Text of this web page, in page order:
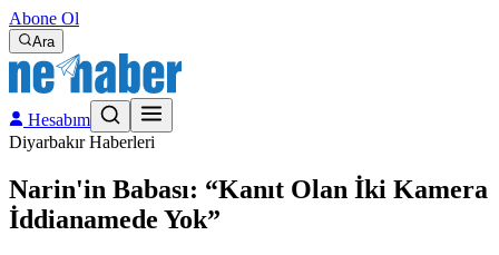
Abone Ol
Ara
Hesabım
Diyarbakır Haberleri
Narin'in Babası: “Kanıt Olan İki Kamera
İddianamede Yok”